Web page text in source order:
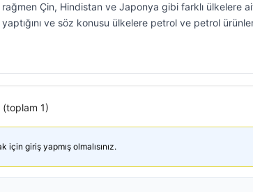
rağmen Çin, Hindistan ve Japonya gibi farklı ülkelere
yaptığını ve söz konusu ülkelere petrol ve petrol
(toplam 1)
için giriş yapmış olmalısınız.